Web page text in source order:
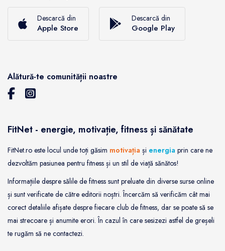
Descarcă din
Apple Store
Descarcă din
Google Play
Alătură-te comunității noastre
FitNet - energie, motivație, fitness și sănătate
FitNet.ro este locul unde toți găsim motivația și energia prin care ne
dezvoltăm pasiunea pentru fitness și un stil de viață sănătos!
Informațiile despre sălile de fitness sunt preluate din diverse surse online
și sunt verificate de către editorii noștri. Încercăm să verificăm cât mai
corect detaliile afișate despre fiecare club de fitness, dar se poate să se
mai strecoare și anumite erori. În cazul în care sesizezi astfel de greșeli
te rugăm să ne contactezi.